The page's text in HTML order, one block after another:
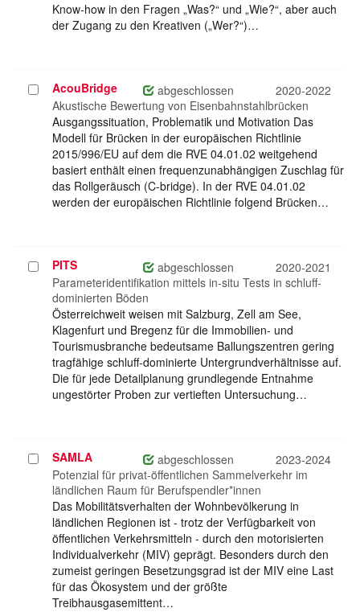
Know-how in den Fragen „Was?“ und „Wie?“, aber auch
der Zugang zu den Kreativen („Wer?“)…
Projekt
auswählen
AcouBridge abgeschlossen
2020-2022
Akustische Bewertung von Eisenbahnstahlbrücken
Ausgangssituation, Problematik und Motivation Das
Modell für Brücken in der europäischen Richtlinie
2015/996/EU auf dem die RVE 04.01.02 weitgehend
basiert enthält einen frequenzunabhängigen Zuschlag für
das Rollgeräusch (C-bridge). In der RVE 04.01.02
werden der europäischen Richtlinie folgend Brücken…
Projekt
auswählen
PITS abgeschlossen
2020-2021
Parameteridentifikation mittels in-situ Tests in schluff-
dominierten Böden
Österreichweit weisen mit Salzburg, Zell am See,
Klagenfurt und Bregenz für die Immobilien- und
Tourismusbranche bedeutsame Ballungszentren gering
tragfähige schluff-dominierte Untergrundverhältnisse auf.
Die für jede Detailplanung grundlegende Entnahme
ungestörter Proben zur vertieften Untersuchung…
Projekt
auswählen
SAMLA abgeschlossen
2023-2024
Potenzial für privat-öffentlichen Sammelverkehr im
ländlichen Raum für Berufspendler*innen
Das Mobilitätsverhalten der Wohnbevölkerung in
ländlichen Regionen ist - trotz der Verfügbarkeit von
öffentlichen Verkehrsmitteln - durch den motorisierten
Individualverkehr (MIV) geprägt. Besonders durch den
zumeist geringen Besetzungsgrad ist der MIV eine Last
für das Ökosystem und der größte
Treibhausgasemittent…